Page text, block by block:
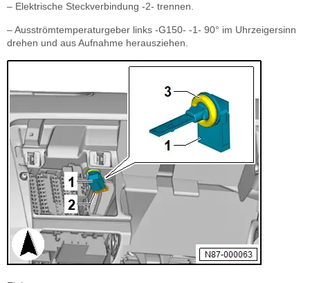
– Elektrische Steckverbindung -2- trennen.
– Ausströmtemperaturgeber links -G150- -1- 90° im Uhrzeigersinn
drehen und aus Aufnahme herausziehen.